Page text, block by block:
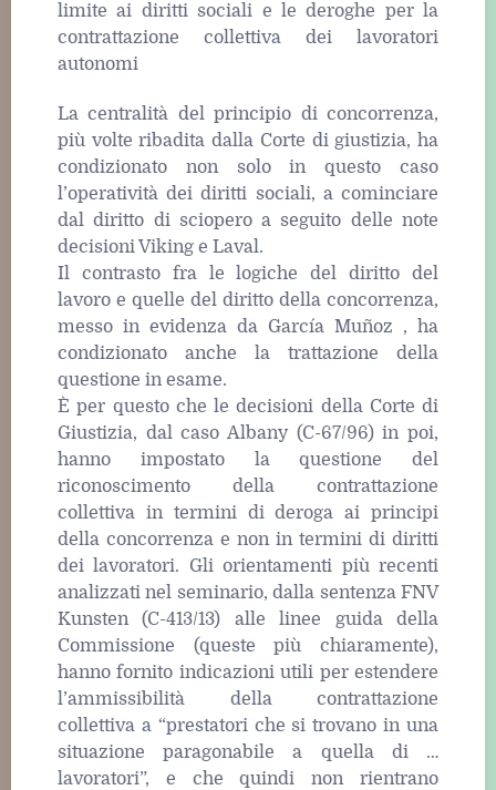
limite ai diritti sociali e le deroghe per la
contrattazione collettiva dei lavoratori
autonomi
La centralità del principio di concorrenza,
più volte ribadita dalla Corte di giustizia, ha
condizionato non solo in questo caso
l’operatività dei diritti sociali, a cominciare
dal diritto di sciopero a seguito delle note
decisioni Viking e Laval.
Il contrasto fra le logiche del diritto del
lavoro e quelle del diritto della concorrenza,
messo in evidenza da García Muñoz , ha
condizionato anche la trattazione della
questione in esame.
È per questo che le decisioni della Corte di
Giustizia, dal caso Albany (C-67/96) in poi,
hanno impostato la questione del
riconoscimento della contrattazione
collettiva in termini di deroga ai principi
della concorrenza e non in termini di diritti
dei lavoratori. Gli orientamenti più recenti
analizzati nel seminario, dalla sentenza FNV
Kunsten (C-413/13) alle linee guida della
Commissione (queste più chiaramente),
hanno fornito indicazioni utili per estendere
l’ammissibilità della contrattazione
collettiva a “prestatori che si trovano in una
situazione paragonabile a quella di …
lavoratori”, e che quindi non rientrano